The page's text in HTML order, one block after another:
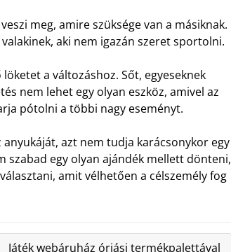
meg, amire szüksége van a másiknak.
aki nem igazán szeret sportolni.
a változáshoz. Sőt, egyeseknek
nem lehet egy olyan eszköz, amivel az
pótolni a többi nagy eseményt.
azt nem tudja karácsonykor egy
szabad egy olyan ajándék mellett dönteni,
amit vélhetően a célszemély fog
Játék webáruház óriási termékpalettával